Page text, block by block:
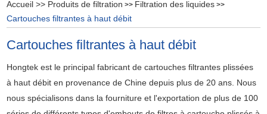
Accueil >> Produits de filtration >> Filtration des liquides >>
Cartouches filtrantes à haut débit
Cartouches filtrantes à haut débit
Hongtek est le principal fabricant de cartouches filtrantes plissées
à haut débit en provenance de Chine depuis plus de 20 ans. Nous
nous spécialisons dans la fourniture et l'exportation de plus de 100